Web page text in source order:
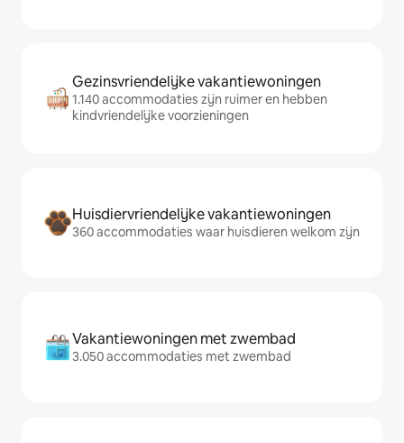
Gezinsvriendelijke vakantiewoningen
1.140 accommodaties zijn ruimer en hebben
kindvriendelijke voorzieningen
Huisdiervriendelijke vakantiewoningen
360 accommodaties waar huisdieren welkom zijn
Vakantiewoningen met zwembad
3.050 accommodaties met zwembad